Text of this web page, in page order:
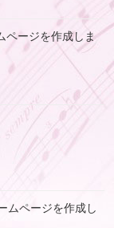
ページを作成しま
ムページを作成し